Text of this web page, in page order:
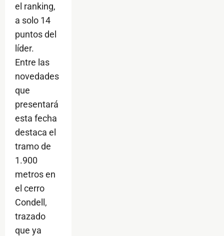
el ranking,
a solo 14
puntos del
líder.
Entre las
novedades
que
presentará
esta fecha
destaca el
tramo de
1.900
metros en
el cerro
Condell,
trazado
que ya